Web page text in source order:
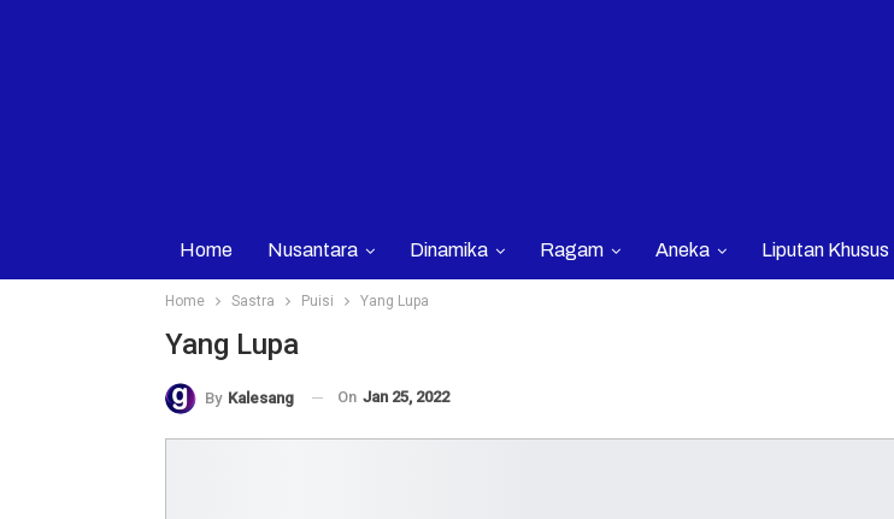
Home Nusantara Dinamika Ragam Aneka Liputan Khusus
Home Sastra Puisi Yang Lupa
Yang Lupa
By Kalesang On Jan 25, 2022